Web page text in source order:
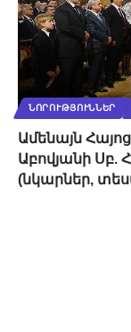
ՆՈՐՈՒԹՅՈՒՆՆԵՐ
Ամենայն
Աբովյանի Սբ.
(նկարներ,